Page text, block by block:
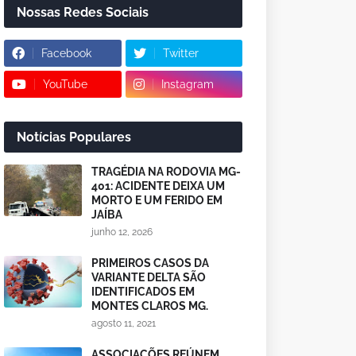
Nossas Redes Sociais
Facebook Twitter
YouTube Instagram
Notícias Populares
TRAGÉDIA NA RODOVIA MG-
401: ACIDENTE DEIXA UM
MORTO E UM FERIDO EM
JAÍBA
junho 12, 2026
PRIMEIROS CASOS DA
VARIANTE DELTA SÃO
IDENTIFICADOS EM
MONTES CLAROS MG.
agosto 11, 2021